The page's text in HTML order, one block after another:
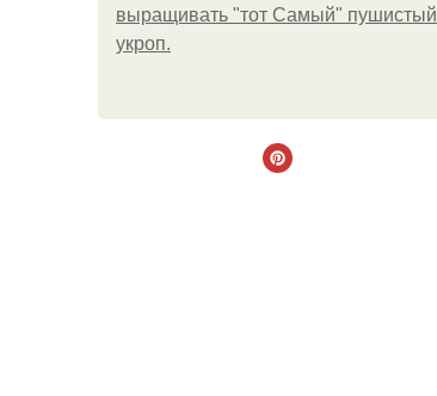
выращивать "тот Самый" пушистый
укроп.